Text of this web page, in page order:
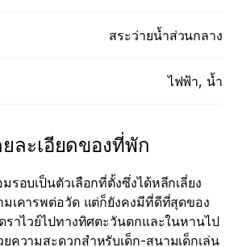
สระว่ายน้ำส่วนกลาง
ไฟฟ้า, น้ำ
ละเอียดของที่พัก
รอบเป็นตัวเลือกที่ตั้งซึ่งได้หลีกเลี่ยง
เคารพต่อวัด แต่ก็ยังคงมีที่ดีที่สุดของ
าไวย์ไปทางทิศตะวันตกและในหานไป
ความสะดวกสำหรับเด็ก-สนามเด็กเล่น